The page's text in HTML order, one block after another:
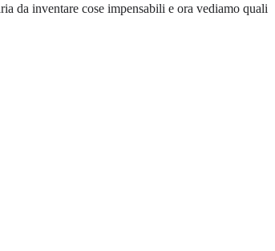
da inventare cose impensabili e ora vediamo quali